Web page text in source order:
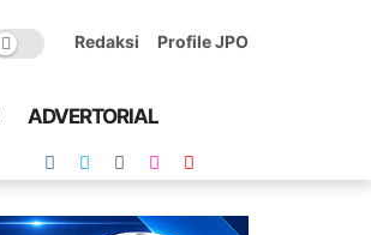
Redaksi Profile JPO
ADVERTORIAL